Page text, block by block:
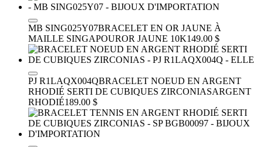
MB SING025Y07BRACELET EN OR JAUNE À
MAILLE SINGAPOUROR JAUNE 10K149.00 $
PJ R1LAQX004QBRACELET NOEUD EN ARGENT
RHODIÉ SERTI DE CUBIQUES ZIRCONIASARGENT
RHODIÉ189.00 $